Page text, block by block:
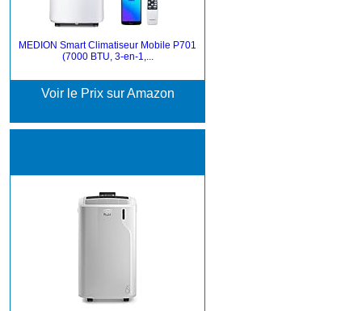
MEDION Smart Climatiseur Mobile P701
(7000 BTU, 3-en-1,...
Voir le Prix sur Amazon